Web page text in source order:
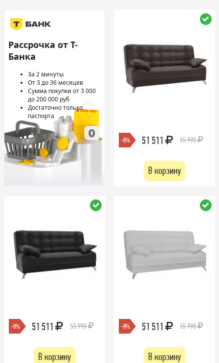
Рассрочка от Т-
Банка
За 2 минуты
От 3 до 36 месяцев
Сумма покупки от 3 000
до 200 000 руб
Достаточно только
паспорта
-8% 51 511 55 990
В корзину
-8% 51 511 55 990
В корзину
-8% 51 511 55 990
В корзину